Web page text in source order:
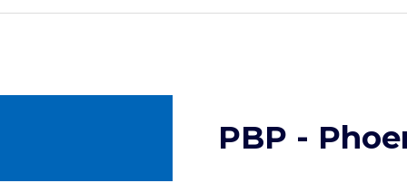
PBP -